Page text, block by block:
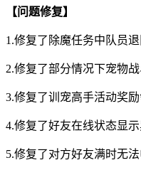
【问题修复】
1.修复了除魔任务中队员
2.修复了部分情况下宠物
3.修复了训宠高手活动奖
4.修复了好友在线状态显
5.修复了对方好友满时无